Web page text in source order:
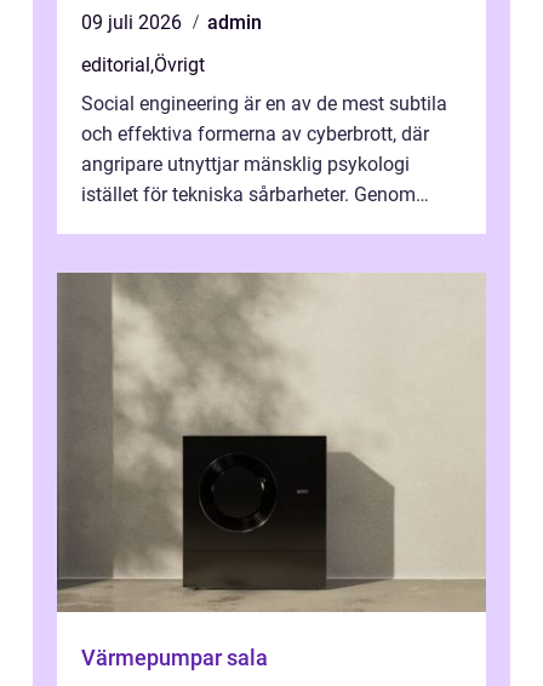
09 juli 2026
admin
editorial ,Övrigt
Social engineering är en av de mest subtila
och effektiva formerna av cyberbrott, där
angripare utnyttjar mänsklig psykologi
istället för tekniska sårbarheter. Genom
Värmepumpar sala